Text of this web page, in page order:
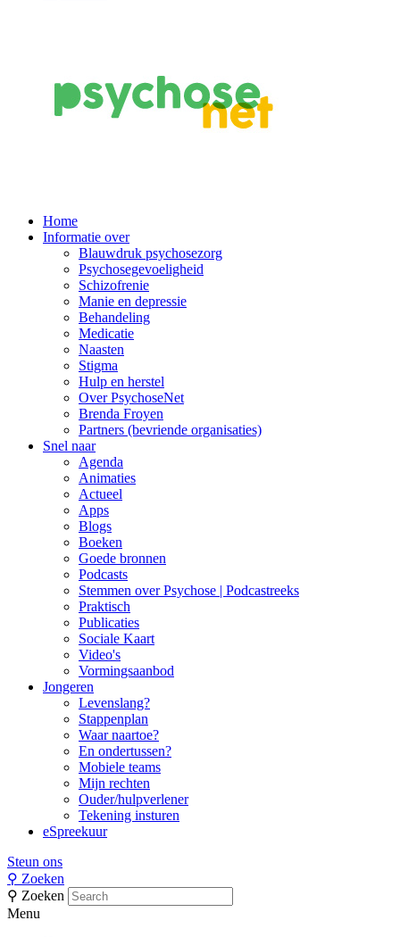
Main
Navigation
Home
Informatie over
Blauwdruk psychosezorg
Psychosegevoeligheid
Schizofrenie
Manie en depressie
Behandeling
Medicatie
Naasten
Stigma
Hulp en herstel
Over PsychoseNet
Brenda Froyen
Partners (bevriende organisaties)
Snel naar
Agenda
Animaties
Actueel
Apps
Blogs
Boeken
Goede bronnen
Podcasts
Stemmen over Psychose | Podcastreeks
Praktisch
Publicaties
Sociale Kaart
Video's
Vormingsaanbod
Jongeren
Levenslang?
Stappenplan
Waar naartoe?
En ondertussen?
Mobiele teams
Mijn rechten
Ouder/hulpverlener
Tekening insturen
eSpreekuur
Steun ons
⚲ Zoeken
⚲ Zoeken
Menu